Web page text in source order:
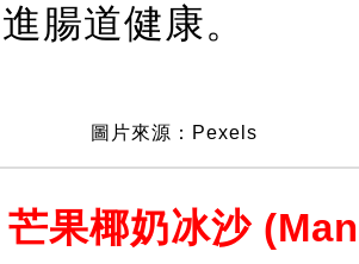
腸道健康。
圖片來源：Pexels
芒果椰奶冰沙